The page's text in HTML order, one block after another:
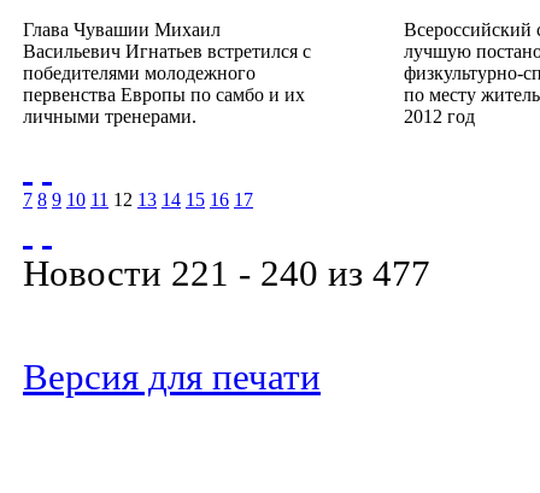
Глава Чувашии Михаил
Васильевич Игнатьев встретился с
победителями молодежного
первенства Европы по самбо и их
личными тренерами.
Всероссийский
лучшую
физкультурно-
по месту
2012 год
7 8 9 10 11 12 13 14 15 16 17
Новости 221 - 240 из 477
Версия для печати